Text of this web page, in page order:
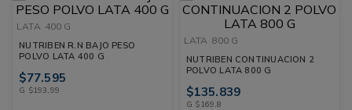
LATA 400 G
NUTRIBEN R.N BAJO PESO
POLVO LATA 400 G
$77.595
G $193 99
LATA 800 G
NUTRIBEN CONTINUACION 2
POLVO LATA 800 G
$135.839
G $169 ,8